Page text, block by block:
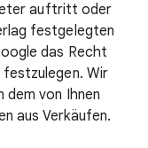
auftritt oder
festgelegten
das Recht
festzulegen. Wir
dem von Ihnen
aus Verkäufen.